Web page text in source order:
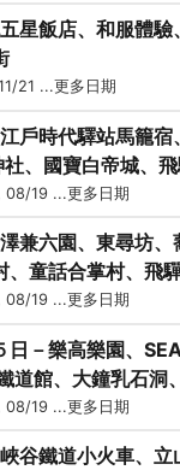
星飯店、和服體驗
21 ...更多日期
戶時代驛站馬籠宿
、國寶白帝城、
19 ...更多日期
兼六園、東尋坊、
、童話合掌村、飛
19 ...更多日期
－樂高樂園、SEA
道館、大鐘乳石洞
19 ...更多日期
谷鐵道小火車、立